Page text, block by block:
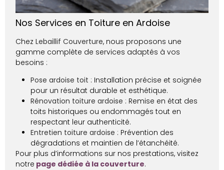
Nos Services en Toiture en Ardoise
ChezLebaillif Couverture, nous proposons une
gamme complète de services adaptés à vos
besoins :
Pose ardoise toit : Installation précise et soignée
pour un résultat durable et esthétique.
Rénovation toiture ardoise : Remise en état des
toits historiques ou endommagés tout en
respectant leur authenticité.
Entretien toiture ardoise : Prévention des
dégradations et maintien de l’étanchéité.
Pour plus d’informations sur nos prestations, visitez
notre page dédiée à la couverture.